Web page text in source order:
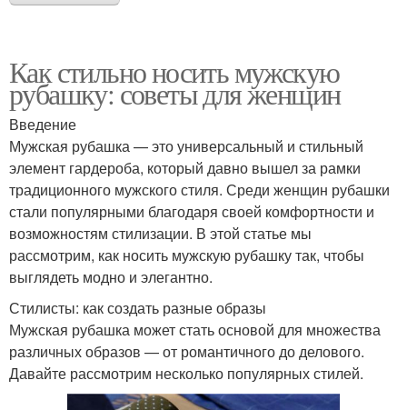
Как стильно носить мужскую
рубашку: советы для женщин
Введение
Мужская рубашка — это универсальный и стильный
элемент гардероба, который давно вышел за рамки
традиционного мужского стиля. Среди женщин рубашки
стали популярными благодаря своей комфортности и
возможностям стилизации. В этой статье мы
рассмотрим, как носить мужскую рубашку так, чтобы
выглядеть модно и элегантно.
Стилисты: как создать разные образы
Мужская рубашка может стать основой для множества
различных образов — от романтичного до делового.
Давайте рассмотрим несколько популярных стилей.